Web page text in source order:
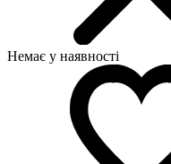
Немає у наявності